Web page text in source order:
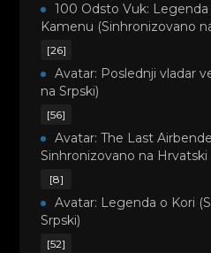
100 Odsto Vuk:
Kamenu (Sinhronizovano
[26]
Avatar: Poslednji vladar
na Srpski)
[56]
Avatar: The Last
Sinhronizovano na Hrvatski
[8]
Avatar: Legenda o Kori
Srpski)
[52]